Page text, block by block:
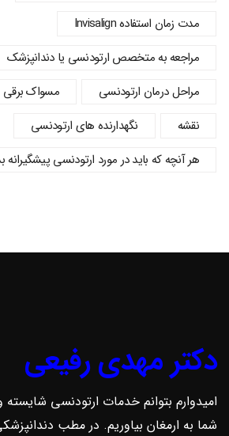
مدت زمان استفاده Invisalign
مراجعه به متخصص ارتودنسی یا دندانپزشک
مراحل درمان ارتودنسی
مسواک
نقشه
نگهدارنده های ارتودنسی
هر آنچه که باید در مورد ارتودنسی پیشگیرانه
دکتر مهدی رفیعی
امیدوارم بتوانم خدمات ارتودنسی شایسته
شما به ارمغان بیاوریم. در مطب